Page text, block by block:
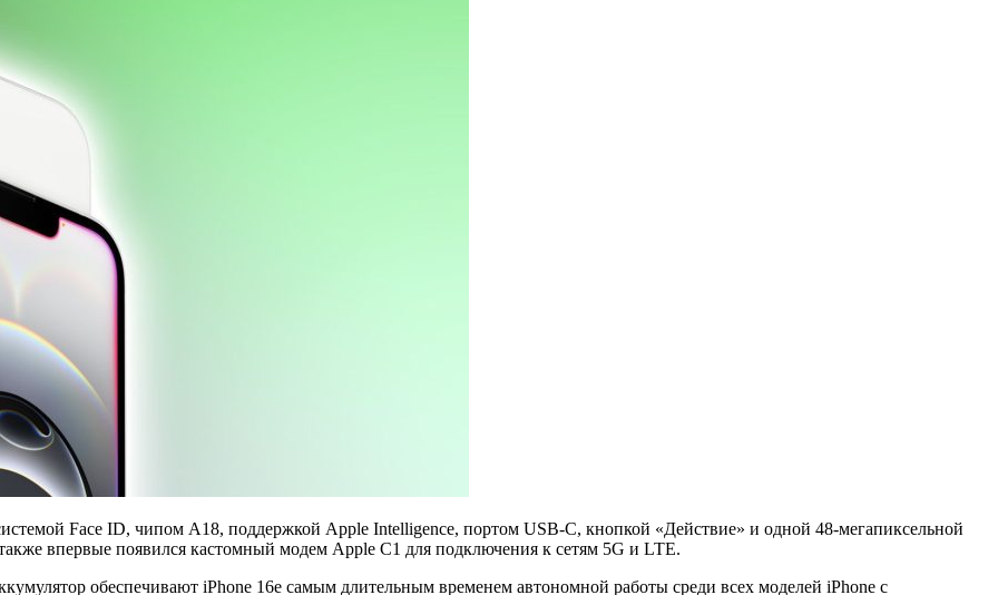
Face ID, чипом A18, поддержкой Apple Intelligence, портом USB-C, кнопкой «Действие» и одной 48-мегапиксельной
впервые появился кастомный модем Apple C1 для подключения к сетям 5G и LTE.
обеспечивают iPhone 16e самым длительным временем автономной работы среди всех моделей iPhone с